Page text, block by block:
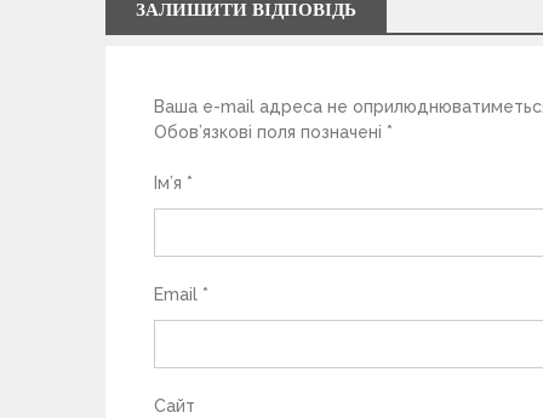
а
и
с
і
в
ЗАЛИШИТИ ВІДПОВІДЬ
Ваша e-mail адреса не
Обов’язкові поля позначені *
Ім’я *
Email *
Сайт